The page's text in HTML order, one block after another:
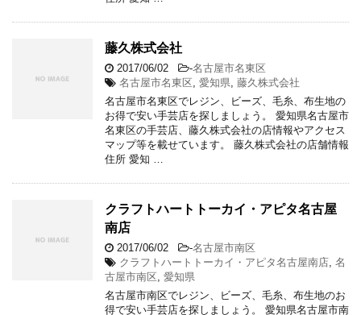
藤久株式会社
2017/06/02 -名古屋市名東区
名古屋市名東区 愛知県 藤久株式会社
名古屋市名東区でレジン、ビーズ、毛糸、布生地の
お得で安い手芸店を探しましょう。 愛知県名古屋市
名東区の手芸店、藤久株式会社の店情報やアクセス
マップ等を載せています。 藤久株式会社の店舗情報
住所 愛知 …
クラフトハートトーカイ・アピタ名古屋
南店
2017/06/02 -名古屋市南区
クラフトハートトーカイ・アピタ名古屋南店 名
古屋市南区 愛知県
名古屋市南区でレジン、ビーズ、毛糸、布生地のお
得で安い手芸店を探しましょう。 愛知県名古屋市南